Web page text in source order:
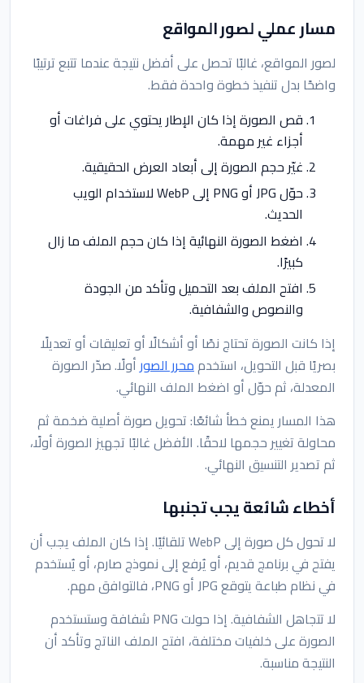
مسار عملي لصور المواقع
لصور المواقع، غالبًا تحصل على أفضل نتيجة عندما تتبع ترتيبًا
واضحًا بدل تنفيذ خطوة واحدة فقط.
قص الصورة إذا كان الإطار يحتوي على فراغات أو
أجزاء غير مهمة.
غيّر حجم الصورة إلى أبعاد العرض الحقيقية.
حوّل JPG أو PNG إلى WebP لاستخدام الويب
الحديث.
اضغط الصورة النهائية إذا كان حجم الملف ما زال
كبيرًا.
افتح الملف بعد التحميل وتأكد من الجودة
والنصوص والشفافية.
إذا كانت الصورة تحتاج نصًا أو أشكالًا أو تعليقات أو تعديلًا
بصريًا قبل التحويل، استخدممحرر الصورأولًا. صدّر الصورة
المعدلة، ثم حوّل أو اضغط الملف النهائي.
هذا المسار يمنع خطأ شائعًا: تحويل صورة أصلية ضخمة ثم
محاولة تغيير حجمها لاحقًا. الأفضل غالبًا تجهيز الصورة أولًا،
ثم تصدير التنسيق النهائي.
أخطاء شائعة يجب تجنبها
لا تحول كل صورة إلى WebP تلقائيًا. إذا كان الملف يجب أن
يفتح في برنامج قديم، أو يُرفع إلى نموذج صارم، أو يُستخدم
في نظام طباعة يتوقع JPG أو PNG، فالتوافق مهم.
لا تتجاهل الشفافية. إذا حولت PNG شفافة وستستخدم
الصورة على خلفيات مختلفة، افتح الملف الناتج وتأكد أن
النتيجة مناسبة.